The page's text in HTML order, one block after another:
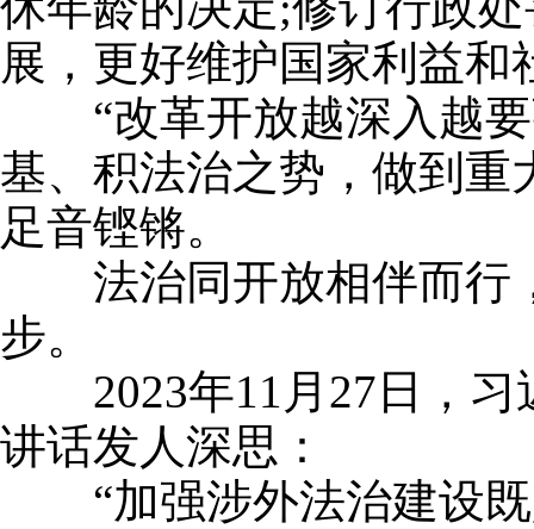
展，更好维护国家利益
“改革开放越深入越要
基、积法治之势，做到
足音铿锵。
法治同开放相伴而行，
步。
2023年11月27日，习
讲话发人深思：
“加强涉外法治建设既